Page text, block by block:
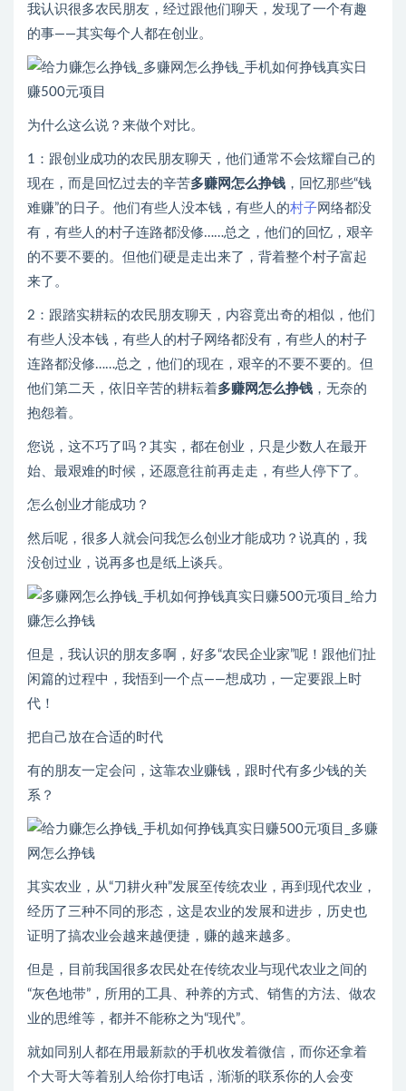
我认识很多农民朋友，经过跟他们聊天，发现了一个有趣
的事——其实每个人都在创业。
为什么这么说？来做个对比。
1：跟创业成功的农民朋友聊天，他们通常不会炫耀自己的
现在，而是回忆过去的辛苦多赚网怎么挣钱 ，回忆那些“钱
难赚”的日子。他们有些人没本钱，有些人的村子网络都没
有，有些人的村子连路都没修……总之，他们的回忆，艰辛
的不要不要的。但他们硬是走出来了，背着整个村子富起
来了。
2：跟踏实耕耘的农民朋友聊天，内容竟出奇的相似，他们
有些人没本钱，有些人的村子网络都没有，有些人的村子
连路都没修……总之，他们的现在，艰辛的不要不要的。但
他们第二天，依旧辛苦的耕耘着多赚网怎么挣钱 ，无奈的
抱怨着。
您说，这不巧了吗？其实，都在创业，只是少数人在最开
始、最艰难的时候，还愿意往前再走走，有些人停下了。
怎么创业才能成功？
然后呢，很多人就会问我怎么创业才能成功？说真的，我
没创过业，说再多也是纸上谈兵。
但是，我认识的朋友多啊，好多“农民企业家”呢！跟他们扯
闲篇的过程中，我悟到一个点——想成功，一定要跟上时
代！
把自己放在合适的时代
有的朋友一定会问，这靠农业赚钱，跟时代有多少钱的关
系？
其实农业，从“刀耕火种”发展至传统农业，再到现代农业，
经历了三种不同的形态，这是农业的发展和进步，历史也
证明了搞农业会越来越便捷，赚的越来越多。
但是，目前我国很多农民处在传统农业与现代农业之间的
“灰色地带”，所用的工具、种养的方式、销售的方法、做农
业的思维等，都并不能称之为“现代”。
就如同别人都在用最新款的手机收发着微信，而你还拿着
个大哥大等着别人给你打电话，渐渐的联系你的人会变